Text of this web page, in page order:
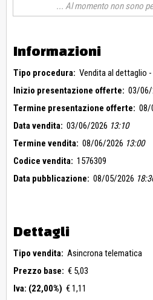
Al momento non sono
Informazioni
Tipo procedura: Vendita al dettaglio
Inizio presentazione offerte: 03/06/
Termine presentazione offerte: 08/
Data vendita: 03/06/2026 13:10
Termine vendita: 08/06/2026 13:00
Codice vendita: 1576309
Data pubblicazione: 08/05/2026
Dettagli
Tipo vendita: Asincrona telematica
Prezzo base: € 5,03
Iva: (22,00%) € 1,11